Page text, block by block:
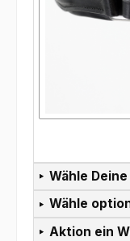
Wähle
Wähle
Aktion ein